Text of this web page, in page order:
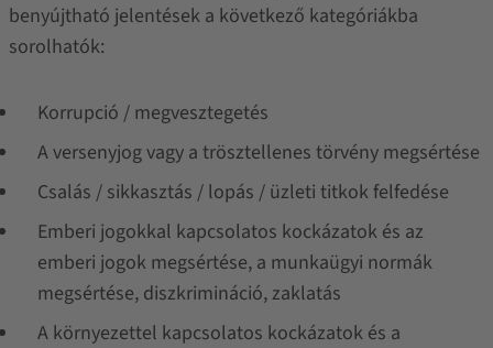
benyújtható jelentések a következő kategóriákba
sorolhatók:
Korrupció / megvesztegetés
A versenyjog vagy a trösztellenes törvény megsértése
Csalás / sikkasztás / lopás / üzleti titkok felfedése
Emberi jogokkal kapcsolatos kockázatok és az
emberi jogok megsértése, a munkaügyi normák
megsértése, diszkrimináció, zaklatás
A környezettel kapcsolatos kockázatok és a